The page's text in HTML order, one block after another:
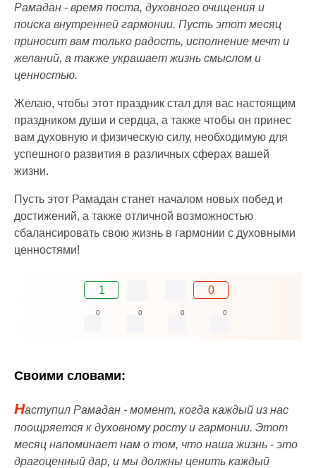
Рамадан - время поста, духовного очищения и
поиска внутренней гармонии. Пусть этот месяц
приносит вам только радость, исполнение мечт и
желаний, а также украшает жизнь смыслом и
ценностью.
Желаю, чтобы этот праздник стал для вас настоящим
праздником души и сердца, а также чтобы он принес
вам духовную и физическую силу, необходимую для
успешного развития в различных сферах вашей
жизни.
Пусть этот Рамадан станет началом новых побед и
достижений, а также отличной возможностью
сбалансировать свою жизнь в гармонии с духовными
ценностями!
1 0
0 0 0 0
Своими словами:
Наступил Рамадан - момент, когда каждый из нас
поощряется к духовному росту и гармонии. Этот
месяц напоминает нам о том, что наша жизнь - это
драгоценный дар, и мы должны ценить каждый